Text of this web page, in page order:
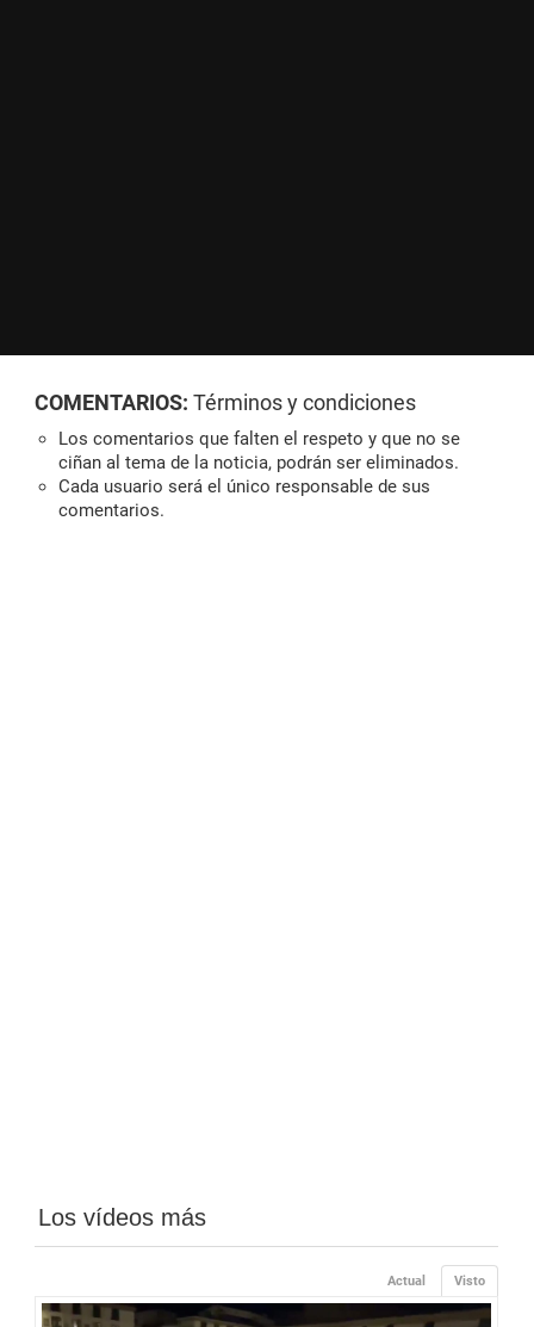
COMENTARIOS: Términos y condiciones
Los comentarios que falten el respeto y que no se
ciñan al tema de la noticia, podrán ser eliminados.
Cada usuario será el único responsable de sus
comentarios.
Los vídeos más
Visto
Actual